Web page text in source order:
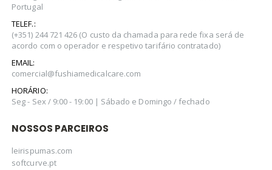
Portugal
TELEF.:
(+351) 244 721 426 (O custo da chamada para rede fixa será de
acordo com o operador e respetivo tarifário contratado)
EMAIL:
comercial@fushiamedicalcare.com
HORÁRIO:
Seg - Sex / 9:00 - 19:00 | Sábado e Domingo / fechado
NOSSOS PARCEIROS
leirispumas.com
softcurve.pt